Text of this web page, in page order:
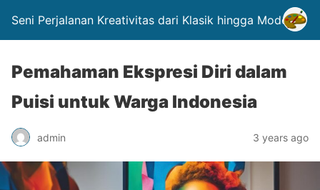
Seni Perjalanan Kreativitas dari Klasik hingga Modern.
Pemahaman Ekspresi Diri dalam
Puisi untuk Warga Indonesia
admin 3 years ago